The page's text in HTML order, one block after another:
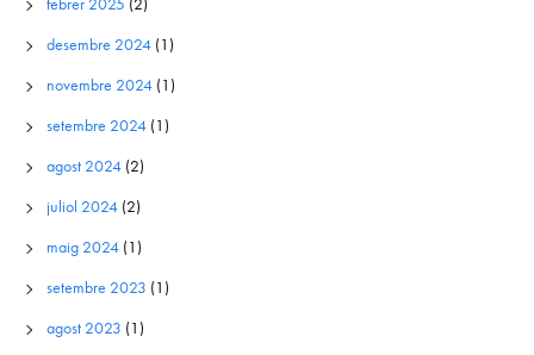
febrer 2025 (2)
desembre 2024(1)
novembre 2024(1)
setembre 2024(1)
agost 2024(2)
juliol 2024(2)
maig 2024(1)
setembre 2023 (1)
agost 2023 (1)